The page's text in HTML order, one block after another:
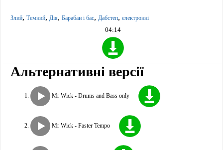
Злий, Темний, Дія, Барабан і бас, Дабстеп, електронні
04:14
Альтернативні версії
Mr Wick - Drums and Bass only
Mr Wick - Faster Tempo